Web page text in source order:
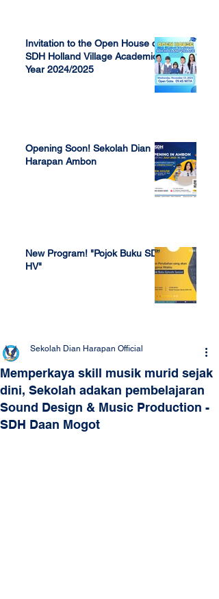
Invitation to the Open House of
SDH Holland Village Academic
Year 2024/2025
Opening Soon! Sekolah Dian
Harapan Ambon
New Program! "Pojok Buku SDH
HV"
Memperkaya skill musik murid sejak
dini, Sekolah adakan pembelajaran
Sound Design & Music Production -
SDH Daan Mogot
Sekolah Dian Harapan Official